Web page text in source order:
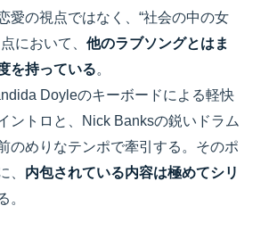
愛の視点ではなく、“社会の中の女
において、 他のラブソングとはま
を持っている。
Doyleのキーボードによる軽快
ントロと、Nick Banksの鋭いドラム
のめりなテンポで牽引する。そのポ
、 内包されている内容は極めてシリ
。